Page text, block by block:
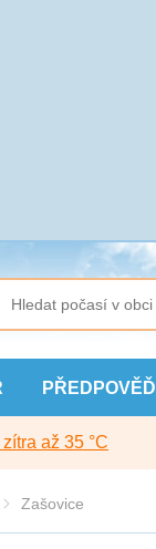
PŘEDPOVĚĎ
až 35 °C
Zašovice